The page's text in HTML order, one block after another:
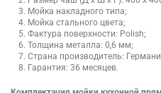
Мойка накладного типа;
Мойка стального цвета;
Фактура поверхности: Polish;
Толщина металла: 0,6 мм;
Страна производитель:
Гарантия: 36 месяцев.